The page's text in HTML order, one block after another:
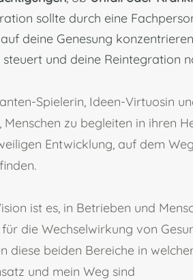
sollte durch eine
deine Genesung
steuert und deine Reintegration
Spielerin, Ideen-Virtuosin
Menschen zu begleiten in ihren
Entwicklung, auf dem Weg
ist es, in Betrieben und
die Wechselwirkung von
diese beiden Bereiche in
und mein Weg sind